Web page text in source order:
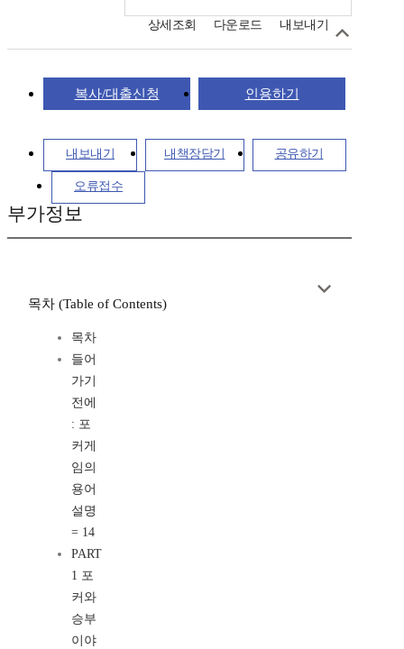
상세조회 다운로드 내보내기
복사/대출신청 인용하기
내보내기 내책장담기 공유하기
오류접수
부가정보
목차 (Table of Contents)
목차
들어
가기
전에
: 포
커게
임의
용어
설명
= 14
PART
1 포
커와
승부
이야